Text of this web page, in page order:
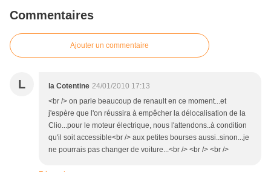
Commentaires
Ajouter un commentaire
L la Cotentine 24/01/2010 17:13
<br /> on parle beaucoup de renault en ce moment...et
j'espère que l'on réussira à empêcher la délocalisation de la
Clio...pour le moteur électrique, nous l'attendons..à condition
qu'il soit accessible<br /> aux petites bourses aussi..sinon...je
ne pourrais pas changer de voiture...<br /> <br /> <br />